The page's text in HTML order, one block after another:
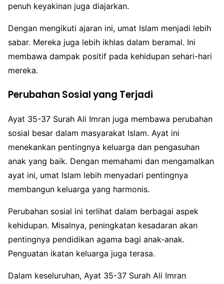
penuh keyakinan juga diajarkan.
Dengan mengikuti ajaran ini, umat Islam menjadi lebih
sabar. Mereka juga lebih ikhlas dalam beramal. Ini
membawa dampak positif pada kehidupan sehari-hari
mereka.
Perubahan Sosial yang Terjadi
Ayat 35-37 Surah Ali Imran juga membawa perubahan
sosial besar dalam masyarakat Islam. Ayat ini
menekankan pentingnya keluarga dan pengasuhan
anak yang baik. Dengan memahami dan mengamalkan
ayat ini, umat Islam lebih menyadari pentingnya
membangun keluarga yang harmonis.
Perubahan sosial ini terlihat dalam berbagai aspek
kehidupan. Misalnya, peningkatan kesadaran akan
pentingnya pendidikan agama bagi anak-anak.
Penguatan ikatan keluarga juga terasa.
Dalam keseluruhan, Ayat 35-37 Surah Ali Imran